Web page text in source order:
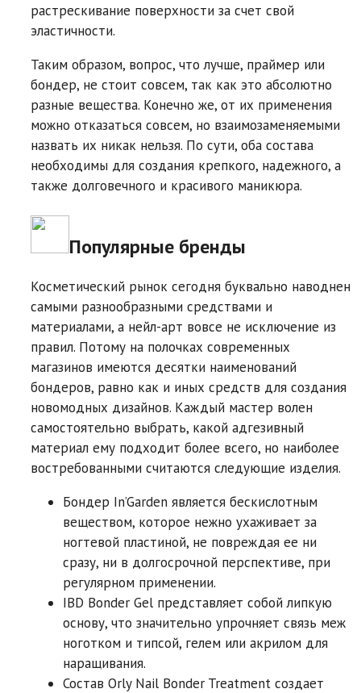
растрескивание поверхности за счет свой
эластичности.
Таким образом, вопрос, что лучше, праймер или
бондер, не стоит совсем, так как это абсолютно
разные вещества. Конечно же, от их применения
можно отказаться совсем, но взаимозаменяемыми
назвать их никак нельзя. По сути, оба состава
необходимы для создания крепкого, надежного, а
также долговечного и красивого маникюра.
Популярные бренды
Косметический рынок сегодня буквально наводнен
самыми разнообразными средствами и
материалами, а нейл-арт вовсе не исключение из
правил. Потому на полочках современных
магазинов имеются десятки наименований
бондеров, равно как и иных средств для создания
новомодных дизайнов. Каждый мастер волен
самостоятельно выбрать, какой адгезивный
материал ему подходит более всего, но наиболее
востребованными считаются следующие изделия.
Бондер In’Garden является бескислотным
веществом, которое нежно ухаживает за
ногтевой пластиной, не повреждая ее ни
сразу, ни в долгосрочной перспективе, при
регулярном применении.
IBD Bonder Gel представляет собой липкую
основу, что значительно упрочняет связь меж
ноготком и типсой, гелем или акрилом для
наращивания.
Состав Orly Nail Bonder Treatment создает